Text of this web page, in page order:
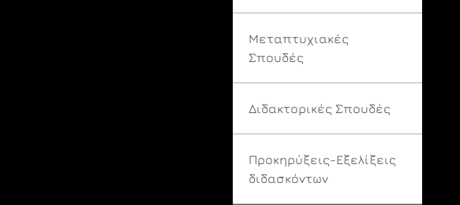
Μεταπτυχιακές
Σπουδές
Διδακτορικές Σπουδές
Προκηρύξεις-Εξελίξεις
διδασκόντων